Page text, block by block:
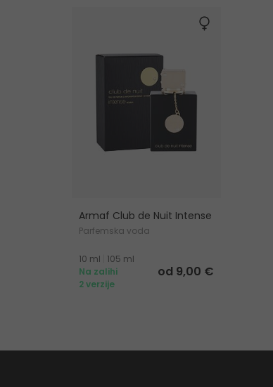
Armaf Club de Nuit Intense
Parfemska voda
10 ml
105 ml
Na zalihi
2 verzije
od 9,00 €